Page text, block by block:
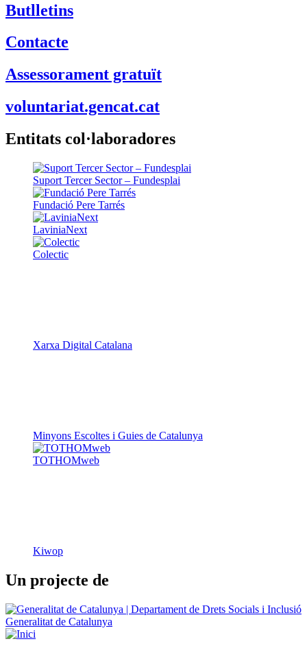
Butlletins
Contacte
Assessorament gratuït
voluntariat.gencat.cat
Entitats col·laboradores
Suport Tercer Sector – Fundesplai
Fundació Pere Tarrés
LaviniaNext
Colectic
Xarxa Digital Catalana
Minyons Escoltes i Guies de Catalunya
TOTHOMweb
Kiwop
Un projecte de
Generalitat de Catalunya